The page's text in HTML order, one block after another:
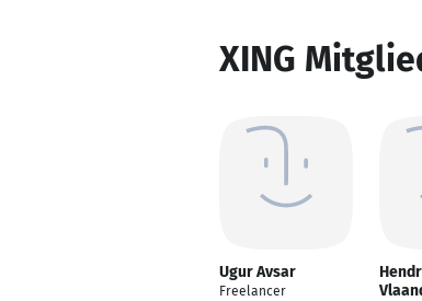
XING
Ugur Avsar
Freelancer